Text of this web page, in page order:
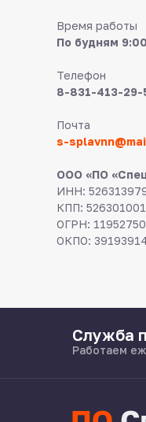
Время работы
По будням
Телефон
8-831-413-29-
Почта
s-
ООО «ПО
ИНН:
КПП: 526301001
ОГРН:
ОКПО:
Служба
Работаем